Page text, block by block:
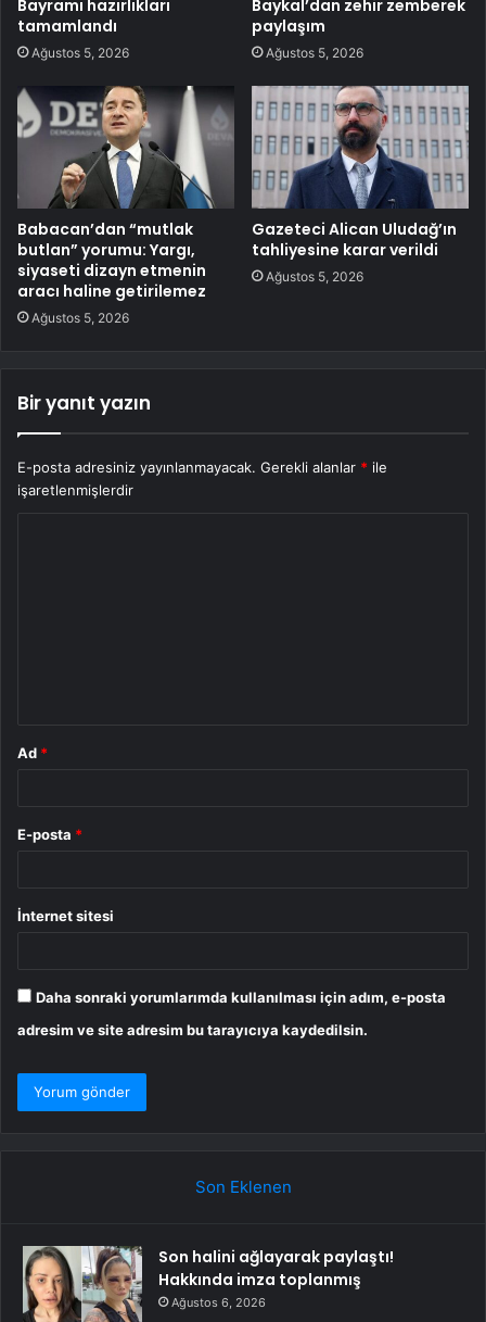
Bayramı hazırlıkları
tamamlandı
Ağustos 5, 2026
Baykal’dan zehir zemberek
paylaşım
Ağustos 5, 2026
Babacan’dan “mutlak
butlan” yorumu: Yargı,
siyaseti dizayn etmenin
aracı haline getirilemez
Ağustos 5, 2026
Gazeteci Alican Uludağ’ın
tahliyesine karar verildi
Ağustos 5, 2026
Bir yanıt yazın
E-posta adresiniz yayınlanmayacak. Gerekli alanlar * ile
işaretlenmişlerdir
Ad *
E-posta *
İnternet sitesi
Daha sonraki yorumlarımda kullanılması için adım, e-posta
adresim ve site adresim bu tarayıcıya kaydedilsin.
Son Eklenen
Son halini ağlayarak paylaştı!
Hakkında imza toplanmış
Ağustos 6, 2026